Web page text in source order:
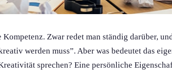
Zwar redet man ständig darüber,
werden muss”. Aber was bedeutet das
sprechen? Eine persönliche